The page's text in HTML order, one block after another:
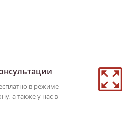
в режиме
а также у нас в